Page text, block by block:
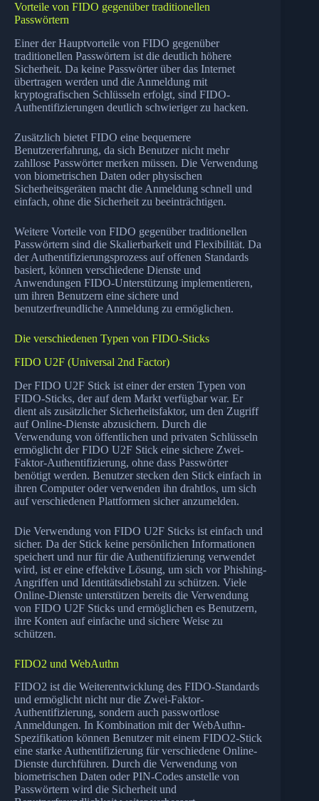
Vorteile von FIDO gegenüber traditionellen
Passwörtern
Einer der Hauptvorteile von FIDO gegenüber
traditionellen Passwörtern ist die deutlich höhere
Sicherheit. Da keine Passwörter über das Internet
übertragen werden und die Anmeldung mit
kryptografischen Schlüsseln erfolgt, sind FIDO-
Authentifizierungen deutlich schwieriger zu hacken.
Zusätzlich bietet FIDO eine bequemere
Benutzererfahrung, da sich Benutzer nicht mehr
zahllose Passwörter merken müssen. Die Verwendung
von biometrischen Daten oder physischen
Sicherheitsgeräten macht die Anmeldung schnell und
einfach, ohne die Sicherheit zu beeinträchtigen.
Weitere Vorteile von FIDO gegenüber traditionellen
Passwörtern sind die Skalierbarkeit und Flexibilität. Da
der Authentifizierungsprozess auf offenen Standards
basiert, können verschiedene Dienste und
Anwendungen FIDO-Unterstützung implementieren,
um ihren Benutzern eine sichere und
benutzerfreundliche Anmeldung zu ermöglichen.
Die verschiedenen Typen von FIDO-Sticks
FIDO U2F (Universal 2nd Factor)
Der FIDO U2F Stick ist einer der ersten Typen von
FIDO-Sticks, der auf dem Markt verfügbar war. Er
dient als zusätzlicher Sicherheitsfaktor, um den Zugriff
auf Online-Dienste abzusichern. Durch die
Verwendung von öffentlichen und privaten Schlüsseln
ermöglicht der FIDO U2F Stick eine sichere Zwei-
Faktor-Authentifizierung, ohne dass Passwörter
benötigt werden. Benutzer stecken den Stick einfach in
ihren Computer oder verwenden ihn drahtlos, um sich
auf verschiedenen Plattformen sicher anzumelden.
Die Verwendung von FIDO U2F Sticks ist einfach und
sicher. Da der Stick keine persönlichen Informationen
speichert und nur für die Authentifizierung verwendet
wird, ist er eine effektive Lösung, um sich vor Phishing-
Angriffen und Identitätsdiebstahl zu schützen. Viele
Online-Dienste unterstützen bereits die Verwendung
von FIDO U2F Sticks und ermöglichen es Benutzern,
ihre Konten auf einfache und sichere Weise zu
schützen.
FIDO2 und WebAuthn
FIDO2 ist die Weiterentwicklung des FIDO-Standards
und ermöglicht nicht nur die Zwei-Faktor-
Authentifizierung, sondern auch passwortlose
Anmeldungen. In Kombination mit der WebAuthn-
Spezifikation können Benutzer mit einem FIDO2-Stick
eine starke Authentifizierung für verschiedene Online-
Dienste durchführen. Durch die Verwendung von
biometrischen Daten oder PIN-Codes anstelle von
Passwörtern wird die Sicherheit und